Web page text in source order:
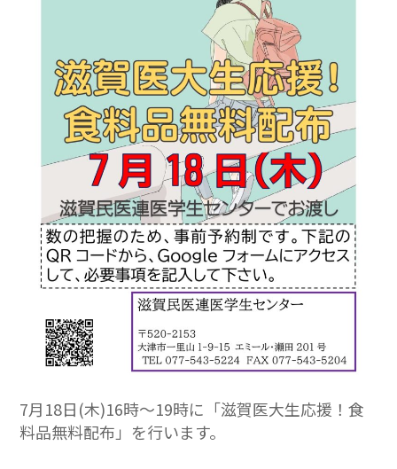
7月18日(木)16時～19時に「滋賀医大生応援！食
料品無料配布」を行います。